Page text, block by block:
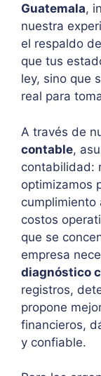
Guatemala,
nuestra
el respaldo
que tus
ley, sino que
real para
A través de
contable,
contabilidad:
optimizamos
cumplimiento
costos
que se
empresa
diagnóstico
registros,
propone
financieros,
y confiable.